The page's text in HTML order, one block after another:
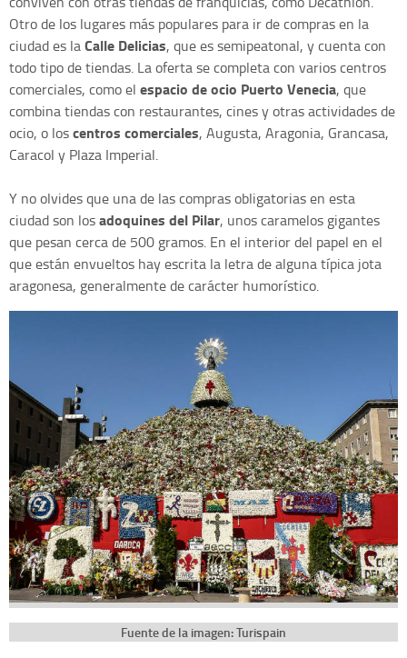
Otro de los lugares más populares para ir de compras en la
ciudad es laCalle Delicias, que es semipeatonal, y cuenta con
todo tipo de tiendas. La oferta se completa con varios centros
comerciales, como el espacio de ocio Puerto Venecia, que
combina tiendas con restaurantes, cines y otras actividades de
ocio, o loscentros comerciales, Augusta, Aragonia, Grancasa,
Caracol y Plaza Imperial.
Y no olvides que una de las compras obligatorias en esta
ciudad son losadoquines del Pilar, unos caramelos gigantes
que pesan cerca de 500 gramos. En el interior del papel en el
que están envueltos hay escrita la letra de alguna típica jota
aragonesa, generalmente de carácter humorístico.
Fuente de la imagen: Turispain